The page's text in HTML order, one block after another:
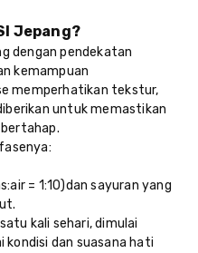
Jepang?
dengan pendekatan
kemampuan
memperhatikan tekstur,
untuk memastikan
= 1:10)dan sayuran yang
kali sehari, dimulai
kondisi dan suasana hati